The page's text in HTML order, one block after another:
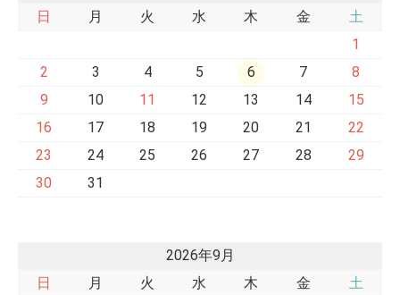
日
月 火 水 木 金
土
1
2
3 4 5 6 7
8
9
10 11 12 13 14
15
16
17 18 19 20 21
22
23
24 25 26 27 28
29
30
31
2026年9月
日
月 火 水 木 金
土